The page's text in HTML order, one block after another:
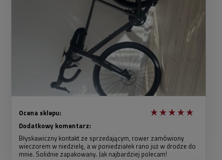
Ocena sklepu:
Dodatkowy komentarz:
Błyskawiczny kontakt ze sprzedającym, rower zamówiony
wieczorem w niedzielę, a w poniedziałek rano już w drodze do
mnie. Solidnie zapakowany. Jak najbardziej polecam!